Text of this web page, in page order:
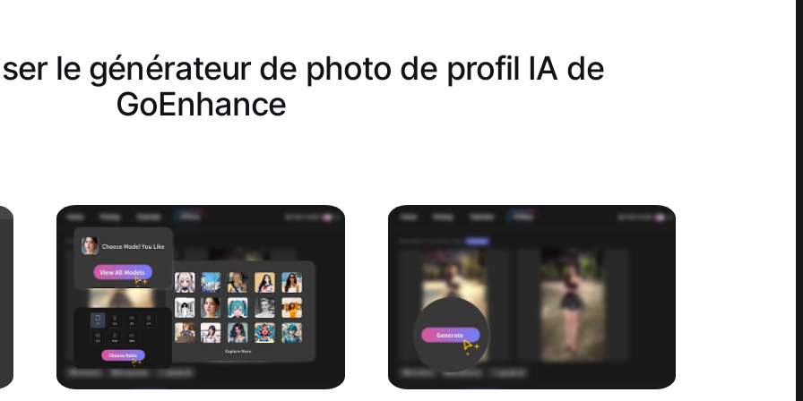
le générateur de photo de profil IA de
GoEnhance